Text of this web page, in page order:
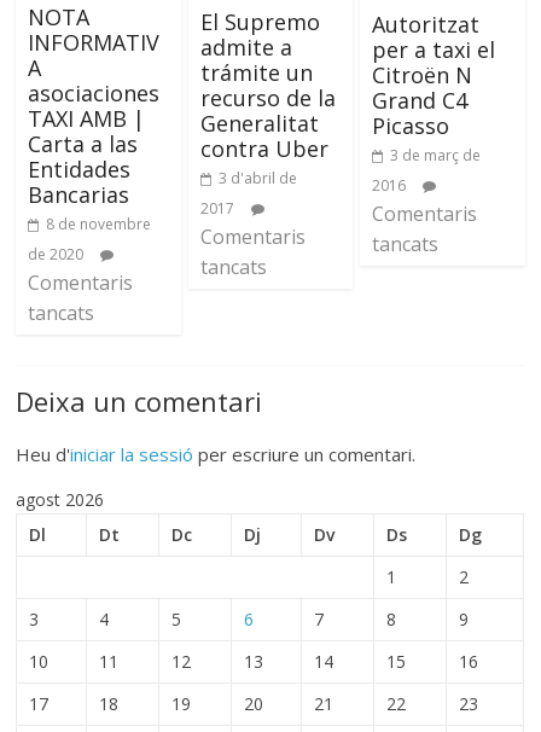
NOTA
INFORMATIV
A
asociaciones
TAXI AMB |
Carta a las
Entidades
Bancarias
8 de novembre
de 2020
Comentaris
tancats
El Supremo
admite a
trámite un
recurso de la
Generalitat
contra Uber
3 d'abril de
2017
Comentaris
tancats
Autoritzat
per a taxi el
Citroën N
Grand C4
Picasso
3 de març de
2016
Comentaris
tancats
Deixa un comentari
Heu d'iniciar la sessió per escriure un comentari.
agost 2026
Dl
Dt Dc Dj Dv Ds
Dg
1
2
3
4 5 6 7 8
9
10
11 12 13 14 15
16
17
18 19 20 21 22
23